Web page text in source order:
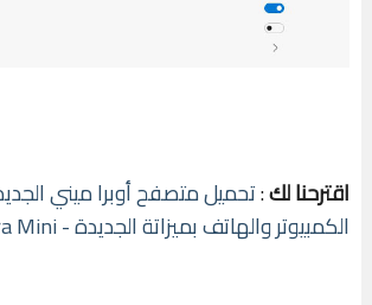
اقترحنا لك:تحميل متصفح أوبرا ميني
الكمبيوتر والهاتف بميزاتة الجديدة - Opera Mini